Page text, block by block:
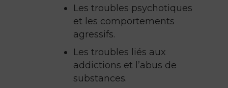
Les troubles psychotiques
et les comportements
agressifs.
Les troubles liés aux
addictions et l’abus de
substances.